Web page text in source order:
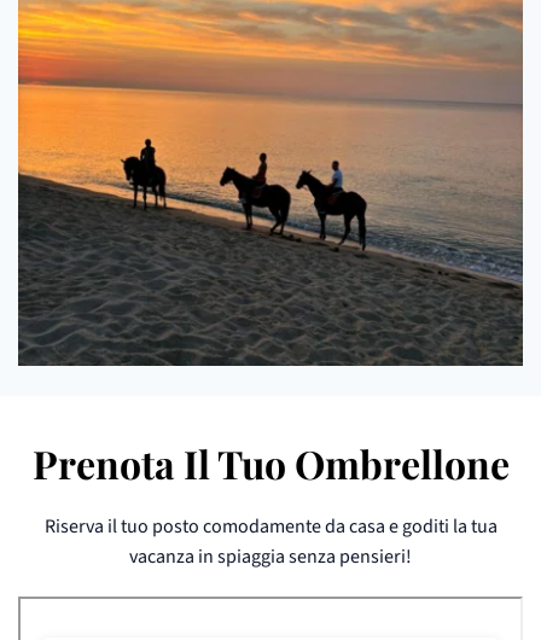
Prenota Il Tuo Ombrellone
Riserva il tuo posto comodamente da casa e goditi la tua
vacanza in spiaggia senza pensieri!